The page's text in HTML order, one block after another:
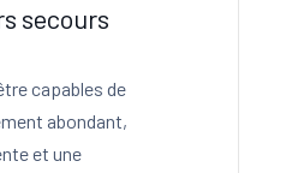
secours
capables de
abondant,
et une